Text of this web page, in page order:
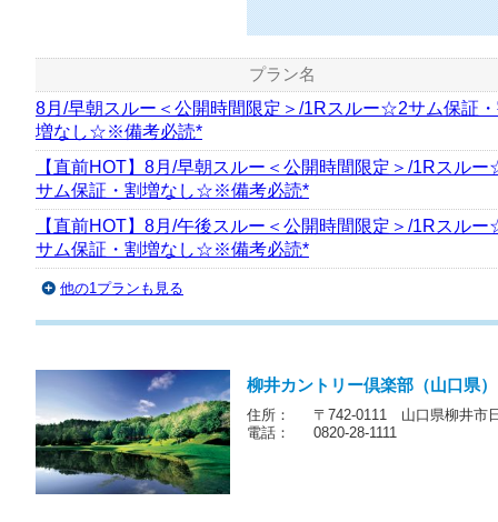
プラン名
8月/早朝スルー＜公開時間限定＞/1Rスルー☆2サム保証
増なし☆※備考必読*
【直前HOT】8月/早朝スルー＜公開時間限定＞/1Rスル
サム保証・割増なし☆※備考必読*
【直前HOT】8月/午後スルー＜公開時間限定＞/1Rスル
サム保証・割増なし☆※備考必読*
他の1プランも見る
柳井カントリー倶楽部（山口県）
住所：
〒742-0111 山口県柳井市
電話：
0820-28-1111